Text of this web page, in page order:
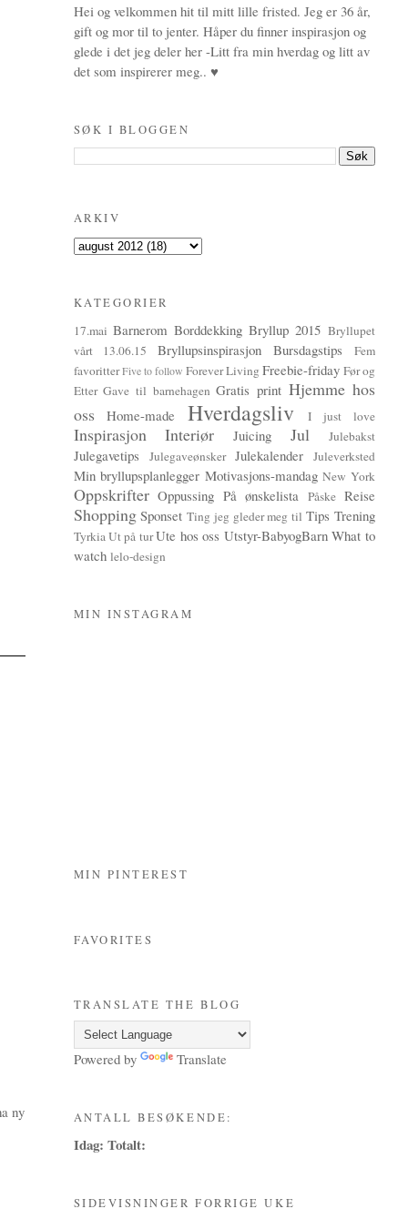
ny
Hei og velkommen hit til mitt lille fristed. Jeg er 36 år,
gift og mor til to jenter. Håper du finner inspirasjon og
glede i det jeg deler her -Litt fra min hverdag og litt av
det som inspirerer meg.. ♥
SØK I BLOGGEN
ARKIV
KATEGORIER
17.mai Barnerom Borddekking Bryllup 2015 Bryllupet
vårt 13.06.15
Bryllupsinspirasjon Bursdagstips
Fem
favoritter Five to follow Forever Living Freebie-friday Før og
Etter Gave til barnehagen Gratis print Hjemme hos
oss
Home-made Hverdagsliv I just love
Inspirasjon Interiør Juicing Jul Julebakst
Julegavetips Julegaveønsker Julekalender Juleverksted
Min bryllupsplanlegger Motivasjons-mandag New York
Oppskrifter Oppussing På ønskelista Påske Reise
Shopping Sponset Ting jeg gleder meg til Tips Trening
TyrkiaUt på turUte hos oss Utstyr-BabyogBarn What to
watch lelo-design
MIN INSTAGRAM
MIN PINTEREST
FAVORITES
TRANSLATE THE BLOG
Powered by Translate
ANTALL BESØKENDE:
Idag: Totalt:
SIDEVISNINGER FORRIGE UKE